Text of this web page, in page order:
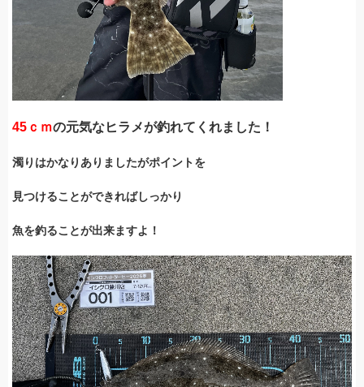
45ｃｍの元気なヒラメが釣れてくれました！
濁りはかなりありましたがポイントを
見つけることができればしっかり
魚を釣ることが出来ますよ！